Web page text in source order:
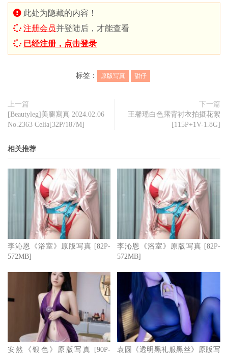
此处为隐藏的内容！
注册会员并登陆后，才能查看
已经注册，点击登录
标签： 原版写真 甜仔
上一篇
[Beautyleg]美腿寫真 2024.02.06
No.2363 Celia[32P/187M]
下一篇
王馨瑶白色露背衬衣拍摄花絮
[115P+1V-1.8G]
相关推荐
李沁恩《浴室》原版写真 [82P-
572MB]
李沁恩《浴室》原版写真 [82P-
572MB]
安然《银色》原版写真 [90P- 袁圆《透明黑礼服黑丝》原版写